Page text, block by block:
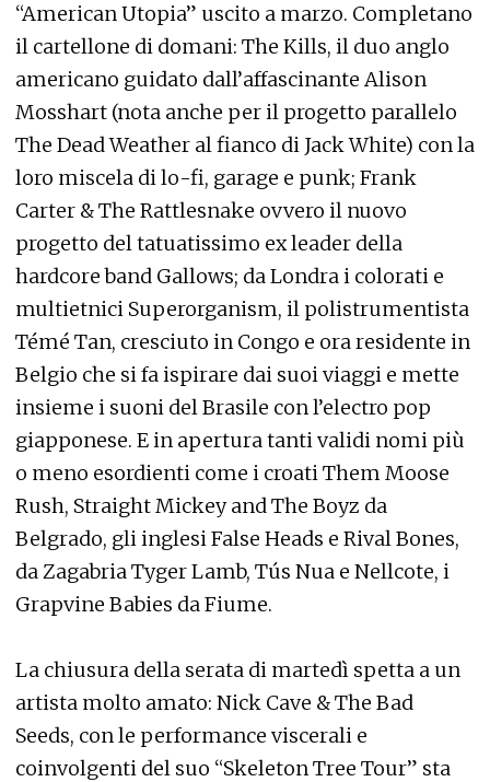
“American Utopia” uscito a marzo. Completano
il cartellone di domani: The Kills, il duo anglo
americano guidato dall’affascinante Alison
Mosshart (nota anche per il progetto parallelo
The Dead Weather al fianco di Jack White) con la
loro miscela di lo-fi, garage e punk; Frank
Carter & The Rattlesnake ovvero il nuovo
progetto del tatuatissimo ex leader della
hardcore band Gallows; da Londra i colorati e
multietnici Superorganism, il polistrumentista
Témé Tan, cresciuto in Congo e ora residente in
Belgio che si fa ispirare dai suoi viaggi e mette
insieme i suoni del Brasile con l’electro pop
giapponese. E in apertura tanti validi nomi più
o meno esordienti come i croati Them Moose
Rush, Straight Mickey and The Boyz da
Belgrado, gli inglesi False Heads e Rival Bones,
da Zagabria Tyger Lamb, Tús Nua e Nellcote, i
Grapvine Babies da Fiume.
La chiusura della serata di martedì spetta a un
artista molto amato: Nick Cave & The Bad
Seeds, con le performance viscerali e
coinvolgenti del suo “Skeleton Tree Tour” sta